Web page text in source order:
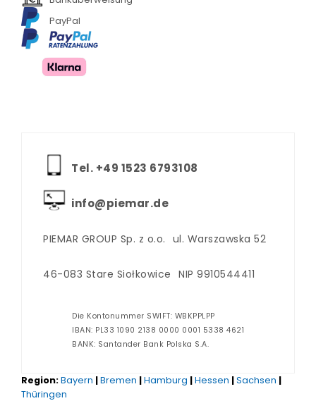
PayPal
Tel. +‪49 1523 6793108
info@piemar.de
PIEMAR GROUP Sp. z o.o. ul. Warszawska 52
46-083 Stare Siołkowice NIP 9910544411
Die Kontonummer SWIFT: WBKPPLPP
IBAN: PL33 1090 2138 0000 0001 5338 4621
BANK: Santander Bank Polska S.A.
Region:Bayern |Bremen |Hamburg |Hessen |Sachsen |
Thüringen